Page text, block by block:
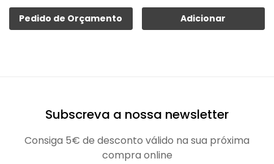
Pedido de Orçamento Adicionar
Subscreva a nossa newsletter
Consiga 5€ de desconto válido na sua próxima
compra online